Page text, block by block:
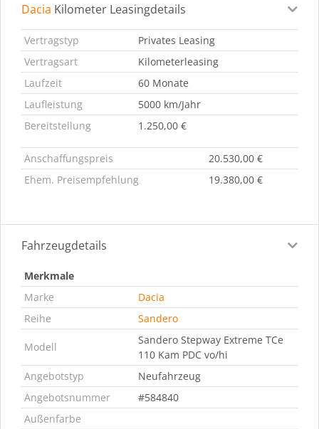
Leasingdetails Fahrzeugdetails
Dacia Kilometer Leasingdetails
Vertragstyp
Privates Leasing
Vertragsart
Kilometerleasing
Laufzeit
60 Monate
Laufleistung
5000 km/Jahr
Bereitstellung
1.250,00 €
Anschaffungspreis
20.530,00 €
Ehem. Preisempfehlung
19.380,00 €
Fahrzeugdetails
Merkmale
Marke
Dacia
Reihe
Sandero
Modell
Sandero Stepway Extreme TCe
110 Kam PDC vo/hi
Angebotstyp
Neufahrzeug
Angebotsnummer
#584840
Außenfarbe